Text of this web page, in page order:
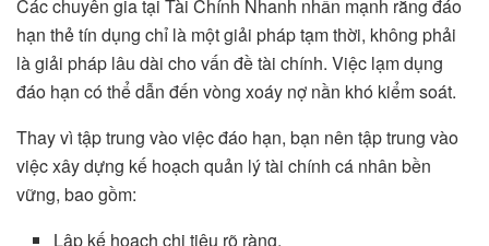
Các chuyên gia tại Tài Chính Nhanh nhấn mạnh rằng đáo
hạn thẻ tín dụng chỉ là một giải pháp tạm thời, không phải
là giải pháp lâu dài cho vấn đề tài chính. Việc lạm dụng
đáo hạn có thể dẫn đến vòng xoáy nợ nần khó kiểm soát.
Thay vì tập trung vào việc đáo hạn, bạn nên tập trung vào
việc xây dựng kế hoạch quản lý tài chính cá nhân bền
vững, bao gồm:
Lập kế hoạch chi tiêu rõ ràng.